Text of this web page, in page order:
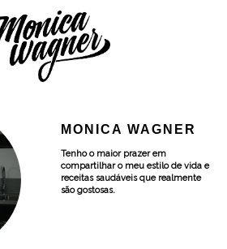
MONICA WAGNER
Tenho o maior prazer em
compartilhar o meu estilo de vida e
receitas saudáveis que realmente
são gostosas.